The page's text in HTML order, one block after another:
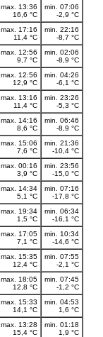
max. 13:36
16,6 °C
min. 07:06
-2,9 °C
max. 17:16
11,4 °C
min. 22:16
-8,7 °C
max. 12:56
9,7 °C
min. 02:06
-8,9 °C
max. 12:56
12,9 °C
min. 04:26
-6,1 °C
max. 13:16
11,4 °C
min. 23:26
-5,3 °C
max. 14:16
8,6 °C
min. 06:46
-8,9 °C
max. 15:06
7,6 °C
min. 21:36
-10,4 °C
max. 00:16
3,9 °C
min. 23:56
-15,0 °C
max. 14:34
5,1 °C
min. 07:16
-17,8 °C
max. 19:34
1,5 °C
min. 06:34
-16,1 °C
max. 17:05
7,1 °C
min. 10:34
-14,6 °C
max. 15:35
12,4 °C
min. 07:55
-2,1 °C
max. 18:05
12,8 °C
min. 07:45
-1,2 °C
max. 15:33
14,1 °C
min. 04:53
1,6 °C
max. 13:28
15,4 °C
min. 01:18
1,9 °C